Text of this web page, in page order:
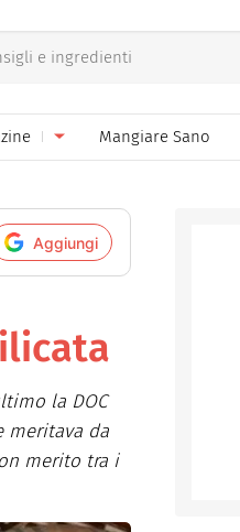
Mangiare Sano
Aggiungi
la DOC
meritava da
merito tra i